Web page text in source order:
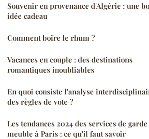
Souvenir en provenance d'Algérie : une
idée cadeau
Comment boire le rhum ?
Vacances en couple : des destinations
romantiques inoubliables
En quoi consiste l'analyse
des règles de vote ?
Les tendances 2024 des services de garde
meuble à Paris : ce qu'il faut savoir